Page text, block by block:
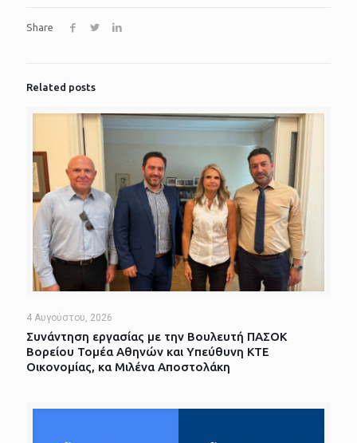
Share
Related posts
4 Αυγούστου, 2026
Συνάντηση εργασίας με την Βουλευτή ΠΑΣΟΚ
Βορείου Τομέα Αθηνών και Υπεύθυνη ΚΤΕ
Οικονομίας, κα Μιλένα Αποστολάκη